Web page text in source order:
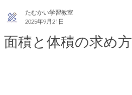
面積と体積の求め方
たむかい学習教室
2025年9月21日